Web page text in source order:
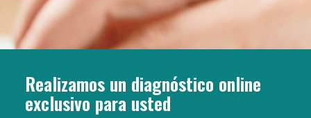
Realizamos un diagnóstico online
exclusivo para usted